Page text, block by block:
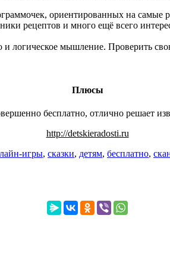
ориентированных на
рецептов и много ещё всего
логическое мышление. Проверить
Плюсы
бесплатно, отлично решает
http://detskieradosti.ru
игры, сказки, детям, бесплатно,